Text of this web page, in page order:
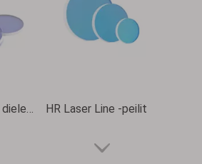
Laajakaistaiset dielektriset peilit HR Laser Line -peilit